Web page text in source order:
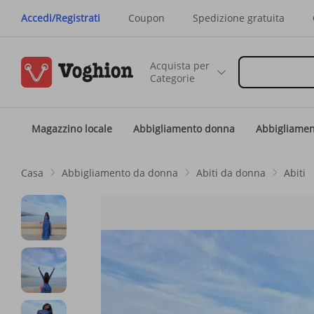
Accedi/Registrati Coupon Spedizione gratuita
Acquista per
Categorie
Magazzino locale Abbigliamento donna
Casa Abbigliamento da donna Abiti da donna Abiti